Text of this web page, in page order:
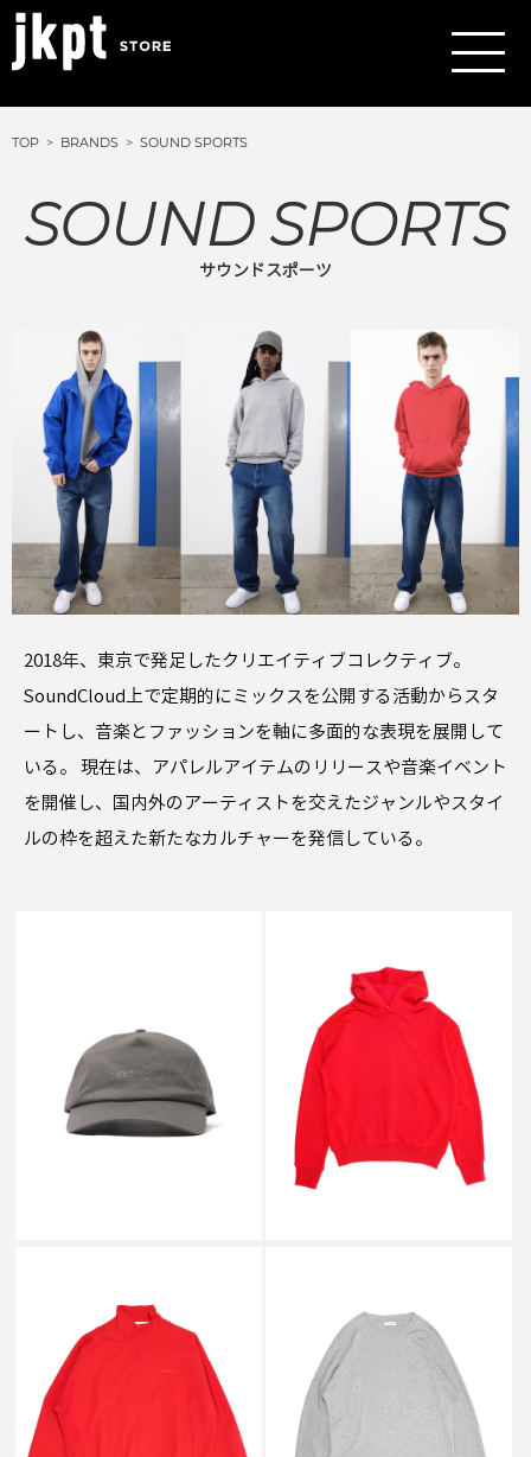
TOP BRANDS SOUND SPORTS
SOUND SPORTS
サウンドスポーツ
2018年、東京で発足したクリエイティブコレクティブ。
SoundCloud上で定期的にミックスを公開する活動からスタ
ートし、音楽とファッションを軸に多面的な表現を展開して
いる。 現在は、アパレルアイテムのリリースや音楽イベント
を開催し、国内外のアーティストを交えたジャンルやスタイ
ルの枠を超えた新たなカルチャーを発信している。
CAP GREY_
￥9,600
SOUND SPORTS
￥24,500
↓
SOUND SPORTS
NYLON JACKET RED_
SOUND SPORTS
LONG SLEEVED TEE GREY_